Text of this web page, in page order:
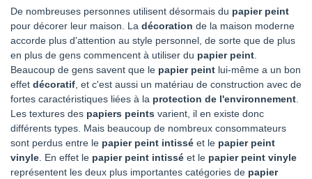
De nombreuses personnes utilisent désormais du papier peint
pour décorer leur maison. La décoration de la maison moderne
accorde plus d'attention au style personnel, de sorte que de plus
en plus de gens commencent à utiliser du papier peint.
Beaucoup de gens savent que le papier peint lui-même a un bon
effet décoratif, et c'est aussi un matériau de construction avec de
fortes caractéristiques liées à la protection de l'environnement.
Les textures des papiers peints varient, il en existe donc
différents types. Mais beaucoup de nombreux consommateurs
sont perdus entre le papier peint intissé et le papier peint
vinyle. En effet le papier peint intissé et le papier peint vinyle
représentent les deux plus importantes catégories de papier